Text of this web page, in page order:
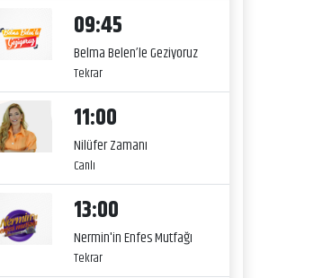
09:45
Belma Belen’le Geziyoruz
Tekrar
11:00
Nilüfer Zamanı
Canlı
13:00
Nermin'in Enfes Mutfağı
Tekrar